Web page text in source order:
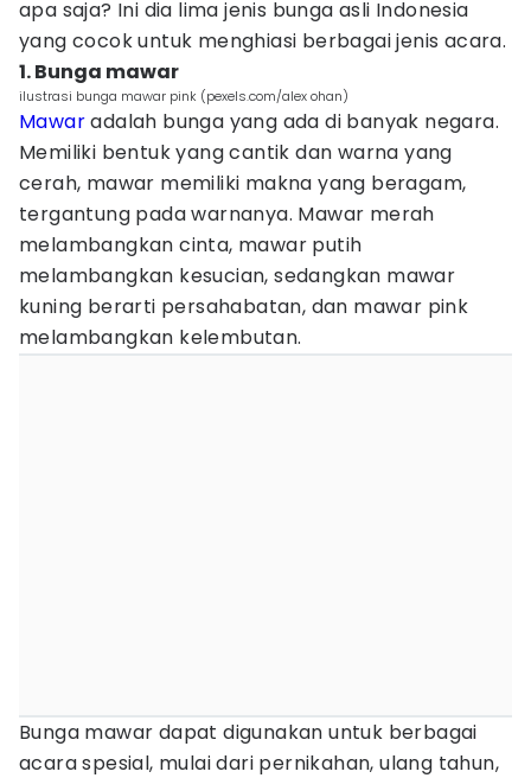
apa saja? Ini dia lima jenis bunga asli Indonesia
yang cocok untuk menghiasi berbagai jenis acara.
1. Bunga mawar
ilustrasi bunga mawar pink (pexels.com/alex ohan)
Mawaradalah bunga yang ada di banyak negara.
Memiliki bentuk yang cantik dan warna yang
cerah, mawar memiliki makna yang beragam,
tergantung pada warnanya. Mawar merah
melambangkan cinta, mawar putih
melambangkan kesucian, sedangkan mawar
kuning berarti persahabatan, dan mawar pink
melambangkan kelembutan.
Bunga mawar dapat digunakan untuk berbagai
acara spesial, mulai dari pernikahan, ulang tahun,